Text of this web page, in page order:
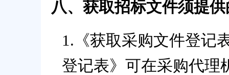
八、获取招标文件须提
1.《获取采购文件登记
登记表》可在采购代理